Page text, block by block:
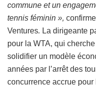
commune et un
tennis féminin »,
Ventures. La dirigeante
pour la WTA, qui
solidifier un modèle
années par l’arrêt des
concurrence accrue